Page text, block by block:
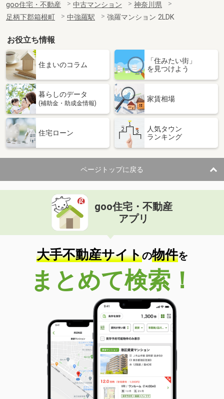
goo住宅・不動産 中古マンション
神奈川県
足柄下郡箱根町
中強羅駅 強羅マンション 2LDK
お役立ち情報
住まいのコラム
「住みたい街」
を見つけよう
暮らしのデータ
(補助金・助成金情報)
家賃相場
住宅ローン
人気タウン
ランキング
ページトップに戻る
goo住宅・不動産
アプリ
大手不動産サイトの物件を
まとめて検索！